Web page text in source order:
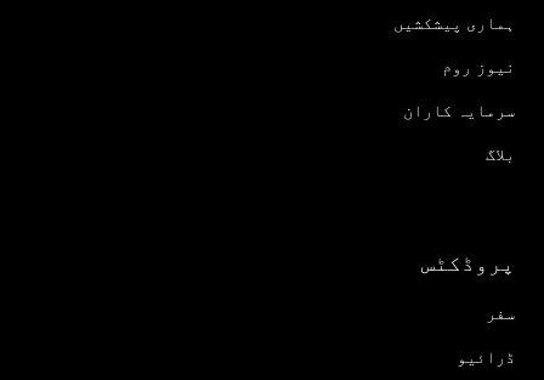
ہماری پیشکشیں
نیوز روم
سرمایہ کاران
بلاگ
پروڈکٹس
سفر
ڈرائیو